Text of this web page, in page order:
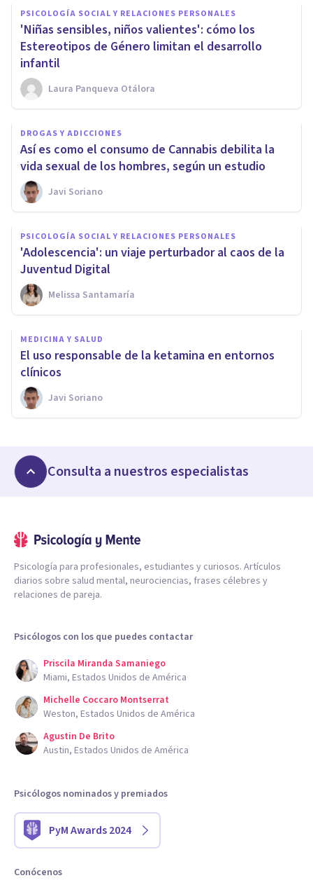
PSICOLOGÍA SOCIAL Y RELACIONES PERSONALES
'Niñas sensibles, niños valientes': cómo los
Estereotipos de Género limitan el desarrollo
infantil
Laura Panqueva Otálora
DROGAS Y ADICCIONES
Así es como el consumo de Cannabis debilita la
vida sexual de los hombres, según un estudio
Javi Soriano
PSICOLOGÍA SOCIAL Y RELACIONES PERSONALES
'Adolescencia': un viaje perturbador al caos de la
Juventud Digital
Melissa Santamaría
MEDICINA Y SALUD
El uso responsable de la ketamina en entornos
clínicos
Javi Soriano
Consulta a nuestros especialistas
Psicología para profesionales, estudiantes y curiosos. Artículos
diarios sobre salud mental, neurociencias, frases célebres y
relaciones de pareja.
Psicólogos con los que puedes contactar
Priscila Miranda Samaniego
Miami, Estados Unidos de América
Michelle Coccaro Montserrat
Weston, Estados Unidos de América
Agustin De Brito
Austin, Estados Unidos de América
Psicólogos nominados y premiados
PyM Awards 2024
Conócenos